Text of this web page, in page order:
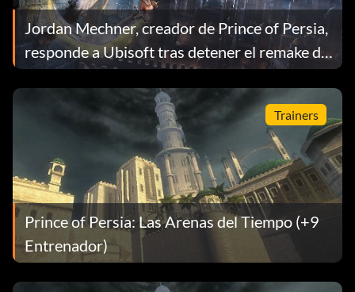
Jordan Mechner, creador de Prince of Persia,
responde a Ubisoft tras detener el remake de
Las Arenas del Tiempo
Trainers
Prince of Persia: Las Arenas del Tiempo (+9
Entrenador)